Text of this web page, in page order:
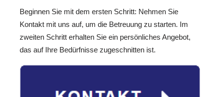
Beginnen Sie mit dem ersten Schritt: Nehmen Sie
Kontakt mit uns auf, um die Betreuung zu starten. Im
zweiten Schritt erhalten Sie ein persönliches Angebot,
das auf Ihre Bedürfnisse zugeschnitten ist.